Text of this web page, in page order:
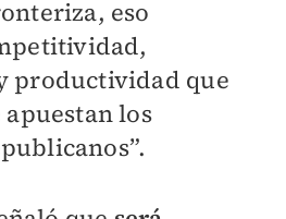
eso
productividad que
apuestan los